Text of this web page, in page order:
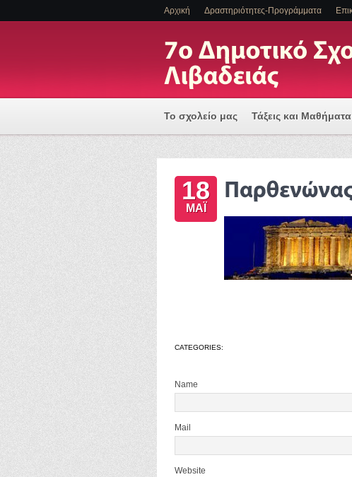
Αρχική Δραστηριότητες-Προγράμματα
Το σχολείο μας Τάξεις και Μαθήματα
Πρόγραμμα Εισαγωγής Η/Υ για μια
ΕΝΤΑΞΗ ΜΑΘΗΤΩΝ ΜΕ ΑΝΑΠΗΡΙΑ Η/
18
ΜΆΙ
CATEGORIES:
Name
Mail
Website